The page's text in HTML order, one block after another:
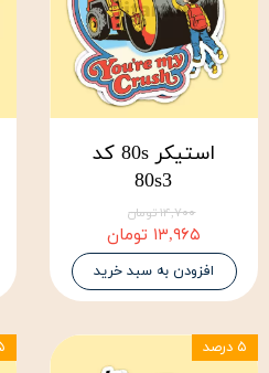
استیکر 80s کد
80s3
۱۴,۷۰۰ تومان
۱۳,۹۶۵ تومان
افزودن به سبد خرید
۵ درصد ۵